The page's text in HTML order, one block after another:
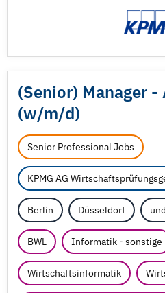
(Senior) Manager
(w/m/d)
Senior Professional Jobs
KPMG AG
Berlin Düsseldorf
BWL Informatik - sonstige
Wirtschaftsinformatik